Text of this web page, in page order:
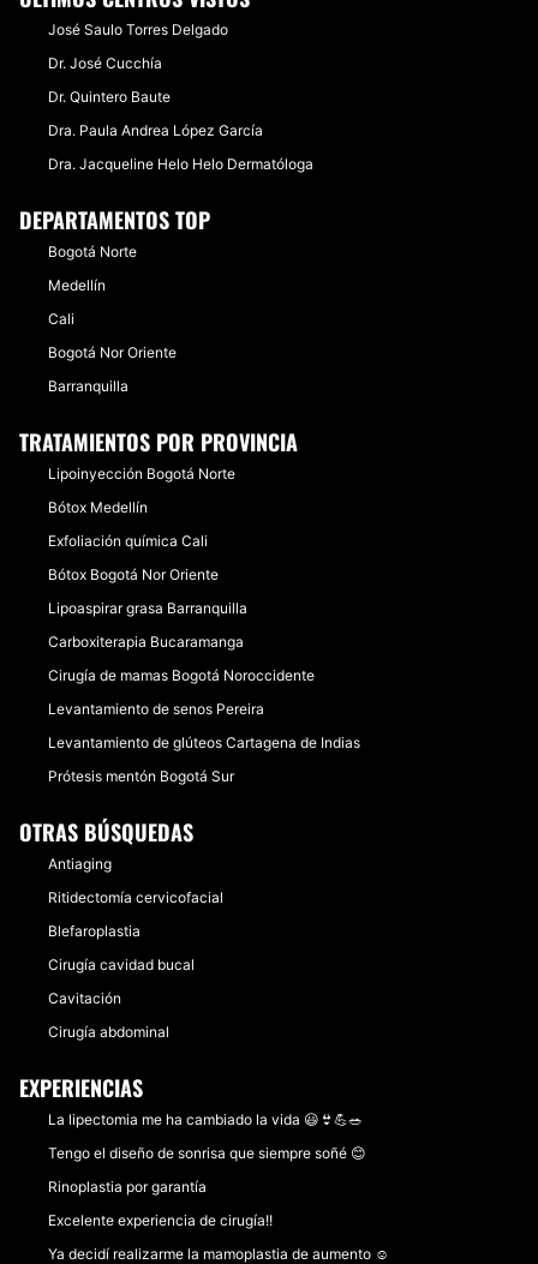
José Saulo Torres Delgado
Dr. José Cucchía
Dr. Quintero Baute
Dra. Paula Andrea López García
Dra. Jacqueline Helo Helo Dermatóloga
DEPARTAMENTOS TOP
Bogotá Norte
Medellín
Cali
Bogotá Nor Oriente
Barranquilla
TRATAMIENTOS POR PROVINCIA
Lipoinyección Bogotá Norte
Bótox Medellín
Exfoliación química Cali
Bótox Bogotá Nor Oriente
Lipoaspirar grasa Barranquilla
Carboxiterapia Bucaramanga
Cirugía de mamas Bogotá Noroccidente
Levantamiento de senos Pereira
Levantamiento de glúteos Cartagena de Indias
Prótesis mentón Bogotá Sur
OTRAS BÚSQUEDAS
Antiaging
Ritidectomía cervicofacial
Blefaroplastia
Cirugía cavidad bucal
Cavitación
Cirugía abdominal
EXPERIENCIAS
La lipectomia me ha cambiado la vida 😃👙💪🥗
Tengo el diseño de sonrisa que siempre soñé 😊
Rinoplastia por garantía
Excelente experiencia de cirugía!!
Ya decidí realizarme la mamoplastia de aumento ☺️